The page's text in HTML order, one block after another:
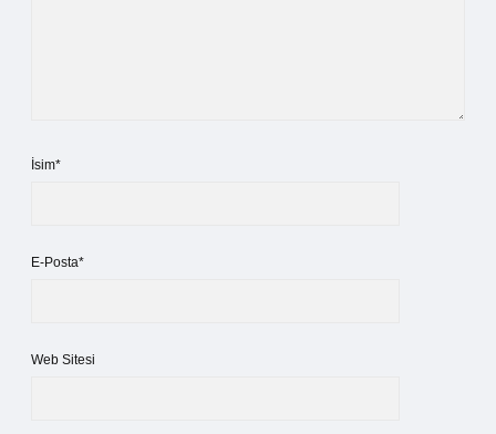
İsim*
E-Posta*
Web Sitesi